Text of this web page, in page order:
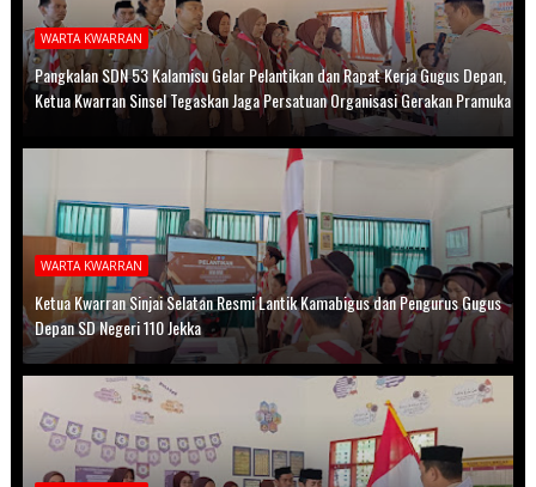
WARTA KWARRAN
Pangkalan SDN 53 Kalamisu Gelar Pelantikan dan Rapat Kerja Gugus Depan,
Ketua Kwarran Sinsel Tegaskan Jaga Persatuan Organisasi Gerakan Pramuka
WARTA KWARRAN
Ketua Kwarran Sinjai Selatan Resmi Lantik Kamabigus dan Pengurus Gugus
Depan SD Negeri 110 Jekka